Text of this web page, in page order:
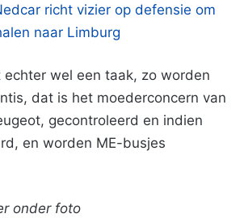
richt vizier op defensie om
naar Limburg
wel een taak, zo worden
dat is het moederconcern van
gecontroleerd en indien
en worden ME-busjes
onder foto